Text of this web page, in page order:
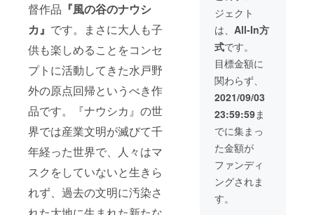
督作品 『風の谷のナウシ
カ』 です。まさに大人も子
供も楽しめることをコンセ
プトに活動してきた水戸野
外の原点回帰というべき作
品です。『ナウシカ』の世
界では産業文明が滅びて千
年経った世界で、人々はマ
スクをしていないと生きら
れず、過去の文明に汚染さ
※必ず備
考欄に
「表示
するお
名前」
をご記
入くだ
さい。
ロゴ
マーク
は
info@m
ito-
creativ
e-
week.c
に限り
ます。
特定思
想・宗
教・政
治に関
する内
容は受
付けら
れませ
んので
ご了承
くださ
い。※映
像上映
の権利
ジェクト
は、 All-In方
式です。
目標金額に
関わらず、
2021/09/03
23:59:59ま
でに集まっ
た金額が
ファンディ
ングされま
す。